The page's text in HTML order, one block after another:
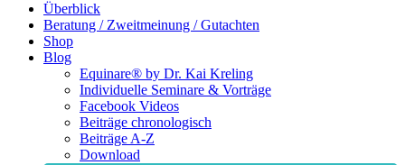
Überblick
Beratung / Zweitmeinung / Gutachten
Shop
Blog
Equinare® by Dr. Kai Kreling
Individuelle Seminare & Vorträge
Facebook Videos
Beiträge chronologisch
Beiträge A-Z
Download